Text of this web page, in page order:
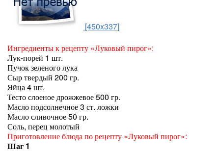
[450x337]
Ингредиенты к рецепту «Луковый пирог»:
Лук-порей 1 шт.
Пучок зеленого лука
Сыр твердый 200 гр.
Яйца 4 шт.
Тесто слоеное дрожжевое 500 гр.
Масло подсолнечное 3 ст. ложки
Масло сливочное 50 гр.
Соль, перец молотый
Приготовление блюда по рецепту «Луковый пирог»:
Шаг 1